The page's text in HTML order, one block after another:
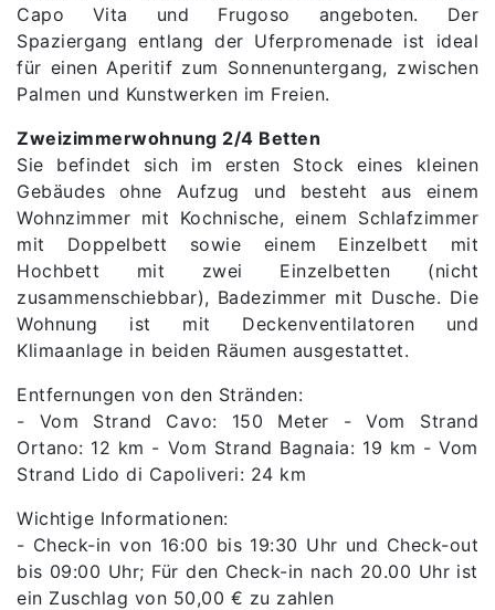
Capo Vita und Frugoso angeboten. Der
Spaziergang entlang der Uferpromenade ist ideal
für einen Aperitif zum Sonnenuntergang, zwischen
Palmen und Kunstwerken im Freien.
Zweizimmerwohnung 2/4 Betten
Sie befindet sich im ersten Stock eines kleinen
Gebäudes ohne Aufzug und besteht aus einem
Wohnzimmer mit Kochnische, einem Schlafzimmer
mit Doppelbett sowie einem Einzelbett mit
Hochbett mit zwei Einzelbetten (nicht
zusammenschiebbar), Badezimmer mit Dusche. Die
Wohnung ist mit Deckenventilatoren und
Klimaanlage in beiden Räumen ausgestattet.
Entfernungen von den Stränden:
- Vom Strand Cavo: 150 Meter - Vom Strand
Ortano: 12 km - Vom Strand Bagnaia: 19 km - Vom
Strand Lido di Capoliveri: 24 km
Wichtige Informationen:
- Check-in von 16:00 bis 19:30 Uhr und Check-out
bis 09:00 Uhr; Für den Check-in nach 20.00 Uhr ist
ein Zuschlag von 50,00 € zu zahlen